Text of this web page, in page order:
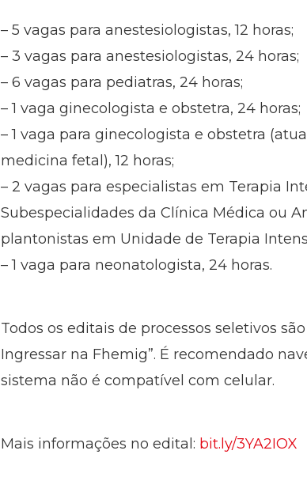
– 5 vagas para anestesiologistas, 12 horas;
– 3 vagas para anestesiologistas, 24 horas;
– 6 vagas para pediatras, 24 horas;
– 1 vaga ginecologista e obstetra, 24 horas;
– 1 vaga para ginecologista e obstetra
medicina fetal), 12 horas;
– 2 vagas para especialistas em Terapia
Subespecialidades da Clínica Médica ou
plantonistas em Unidade de Terapia
– 1 vaga para neonatologista, 24 horas.
Todos os editais de processos seletivos
Ingressar na Fhemig”. É recomendado
sistema não é compatível com celular.
Mais informações no edital: bit.ly/3YA2IOX